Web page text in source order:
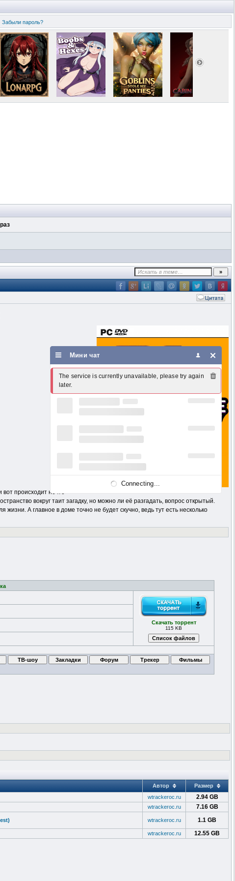
Забыли пароль?
вот происходит нечто
вокруг таит загадку, но можно ли её разгадать, вопрос открытый.
А главное в доме точно не будет скучно, ведь тут есть несколько
Скачать торрент
115 KB
Автор
Размер
wtrackeroc.ru 2.94 GB
wtrackeroc.ru 7.16 GB
wtrackeroc.ru 1.1 GB
wtrackeroc.ru 12.55 GB
Мини чат
The service is currently unavailable, please try again
later.
Connecting...